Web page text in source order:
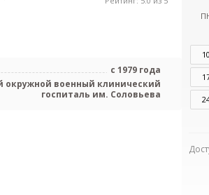
с 1979 года
окружной военный клинический
госпиталь им. Соловьева
10